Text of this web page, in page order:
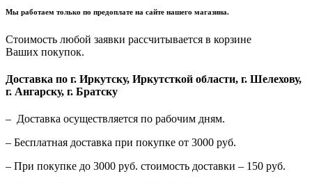
Мы работаем только по предоплате на сайте нашего магазина.
Стоимость любой заявки рассчитывается в корзине
Ваших покупок.
Доставка по г. Иркутску, Иркутсткой области, г. Шелехову,
г. Ангарску, г. Братску
– Доставка осуществляется по рабочим дням.
– Бесплатная доставка при покупке от 3000 руб.
– При покупке до 3000 руб. стоимость доставки – 150 руб.